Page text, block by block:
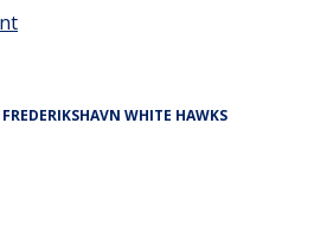
WHITE HAWKS